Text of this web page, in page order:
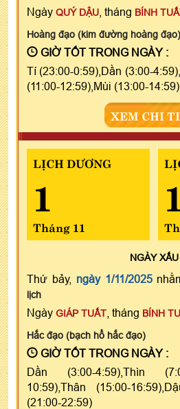
Ngày QUÝ DẬU , tháng BÍNH
Hoàng đạo (kim đường hoàng đạo)
GIỜ TỐT TRONG NGÀY :
Tí (23:00-0:59),Dần (3:00-
(11:00-12:59),Mùi (13:00-
XEM CHI
LỊCH DƯƠNG
1
Tháng 11
NGÀYXẤU
Thứ bảy, ngày 1/11/2025
lịch
Ngày GIÁP TUẤT , tháng BÍNH
Hắc đạo (bạch hổ hắc đạo)
GIỜ TỐT TRONG NGÀY :
Dần (3:00-4:59),Thìn
10:59),Thân (15:00-
(21:00-22:59)